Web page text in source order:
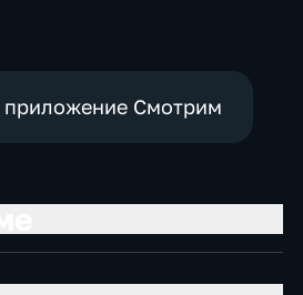
приложение Смотрим